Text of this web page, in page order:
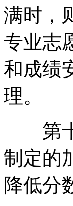
满时，
专业志
和成绩
理。
第十
制定的
降低分